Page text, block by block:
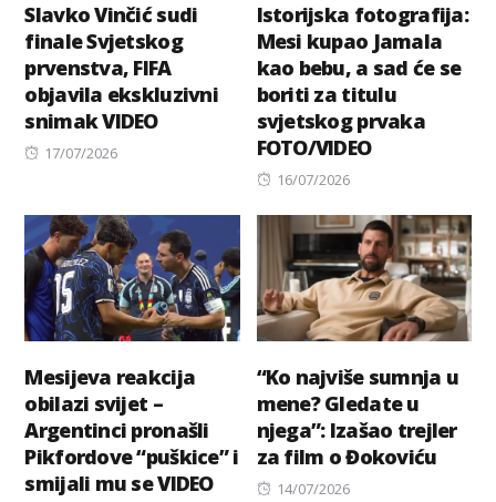
Slavko Vinčić sudi
finale Svjetskog
prvenstva, FIFA
objavila ekskluzivni
snimak VIDEO
Posted
17/07/2026
Istorijska fotografija:
Mesi kupao Jamala
kao bebu, a sad će se
boriti za titulu
svjetskog prvaka
FOTO/VIDEO
Posted
16/07/2026
Mesijeva reakcija
obilazi svijet –
Argentinci pronašli
Pikfordove “puškice” i
smijali mu se VIDEO
“Ko najviše sumnja u
mene? Gledate u
njega”: Izašao trejler
za film o Đokoviću
Posted
14/07/2026